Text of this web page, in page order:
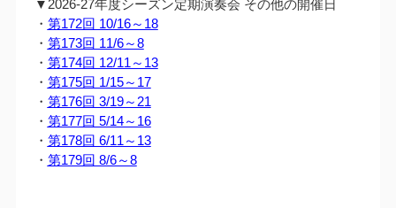
▼2026-27年度シーズン定期演奏会 その他の開催日
・ 第172回 10/16～18
・ 第173回 11/6～8
・ 第174回 12/11～13
・ 第175回 1/15～17
・ 第176回 3/19～21
・ 第177回 5/14～16
・ 第178回 6/11～13
・ 第179回 8/6～8